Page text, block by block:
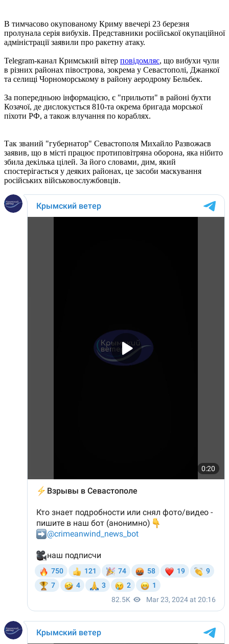
В тимчасово окупованому Криму ввечері 23 березня
пролунала серія вибухів. Представники російської окупаційної
адміністрації заявили про ракетну атаку.
Telegram-канал Кримський вітер повідомляє, що вибухи чули
в різних районах півострова, зокрема у Севастополі, Джанкої
та селищі Чорноморському в району аеродрому Бельбек.
За попередньою інформацією, є "прильоти" в районі бухти
Козачої, де дислокується 810-та окрема бригада морської
піхоти РФ, а також влучання по кораблях.
Так званий "губернатор" Севастополя Михайло Развожаєв
заявив, що в місті працює протиповітряна оборона, яка нібито
збила декілька цілей. За його словами, дим, який
спостерігається у деяких районах, це засоби маскування
російських військовослужбовців.